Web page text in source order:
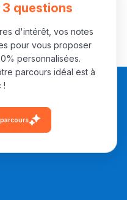
questions
d'intérêt, vos notes
pour vous proposer
personnalisées.
parcours idéal est à
!